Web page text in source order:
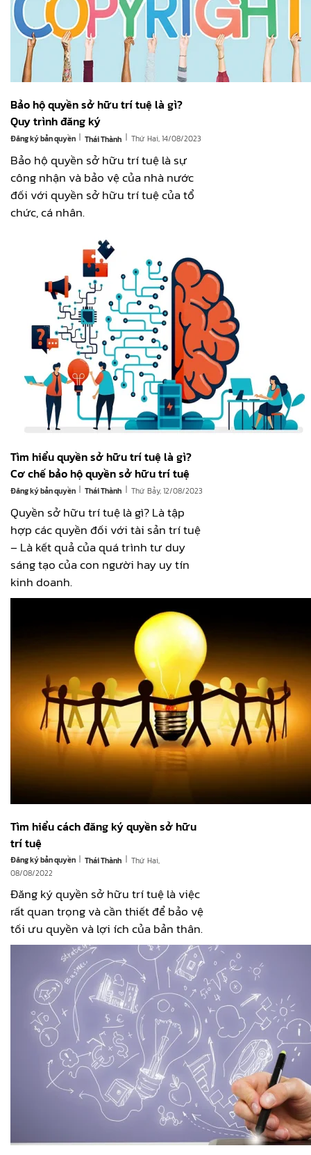
Bảo hộ quyền sở hữu trí tuệ là gì?
Quy trình đăng ký
Đăng ký bản quyền | Thái Thành | Thứ Hai, 14/08/2023
Bảo hộ quyền sở hữu trí tuệ là sự
công nhận và bảo vệ của nhà nước
đối với quyền sở hữu trí tuệ của tổ
chức, cá nhân.
Tìm hiểu quyền sở hữu trí tuệ là gì?
Cơ chế bảo hộ quyền sở hữu trí tuệ
Đăng ký bản quyền | Thái Thành | Thứ Bảy, 12/08/2023
Quyền sở hữu trí tuệ là gì? Là tập
hợp các quyền đối với tài sản trí tuệ
– Là kết quả của quá trình tư duy
sáng tạo của con người hay uy tín
kinh doanh.
Tìm hiểu cách đăng ký quyền sở hữu
trí tuệ
Đăng ký bản quyền | Thái Thành | Thứ Hai,
08/08/2022
Đăng ký quyền sở hữu trí tuệ là việc
rất quan trọng và cần thiết để bảo vệ
tối ưu quyền và lợi ích của bản thân.